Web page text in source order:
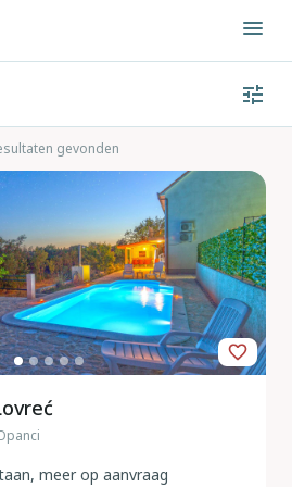
gevonden
meer op aanvraag